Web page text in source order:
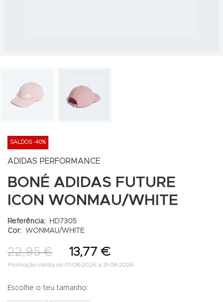
SALDOS -40%
ADIDAS PERFORMANCE
BONÉ ADIDAS FUTURE
ICON WONMAU/WHITE
Referência:
HD7305
Cor: WONMAU/WHITE
22,95 € 13,77 €
Promoção válida de 01-08-2026 a 31-08-2026
Escolhe o teu tamanho: